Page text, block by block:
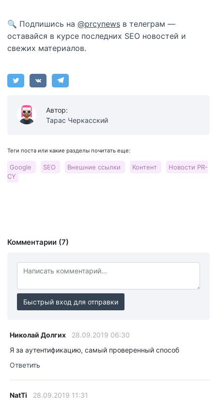
🔍 Подпишись на @prcynews в телеграм —
оставайся в курсе последних SEO новостей и
свежих материалов.
Автор:
Тарас Черкасский
Теги поста или какие разделы почитать еще:
Google SEO Внешние ссылки Контент
Новости PR-
CY
Комментарии (7)
Быстрый вход для отправки
Николай Долгих
28.09.2019 06:30
Я за аутентификацию, самый проверенный способ
Ответить
NatTi
28.09.2019 11:31